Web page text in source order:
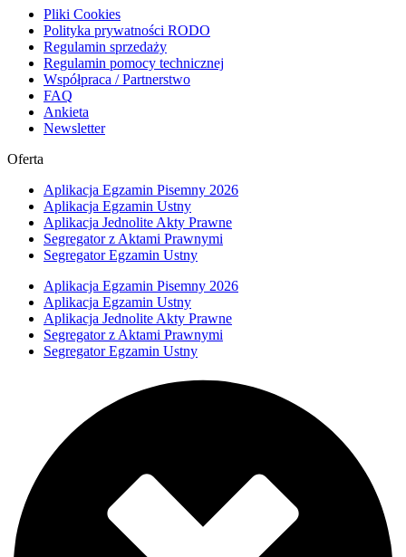
Pliki Cookies
Polityka prywatności RODO
Regulamin sprzedaży
Regulamin pomocy technicznej
Współpraca / Partnerstwo
FAQ
Ankieta
Newsletter
Oferta
Aplikacja Egzamin Pisemny 2026
Aplikacja Egzamin Ustny
Aplikacja Jednolite Akty Prawne
Segregator z Aktami Prawnymi
Segregator Egzamin Ustny
Aplikacja Egzamin Pisemny 2026
Aplikacja Egzamin Ustny
Aplikacja Jednolite Akty Prawne
Segregator z Aktami Prawnymi
Segregator Egzamin Ustny